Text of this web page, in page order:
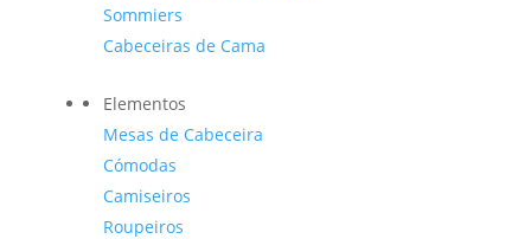
Sommiers
Cabeceiras de Cama
Elementos
Mesas de Cabeceira
Cómodas
Camiseiros
Roupeiros